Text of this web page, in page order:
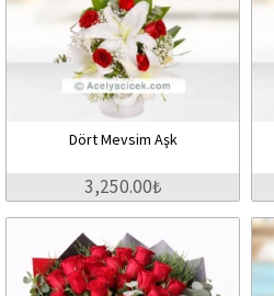
Dört Mevsim Aşk
3,250.00₺